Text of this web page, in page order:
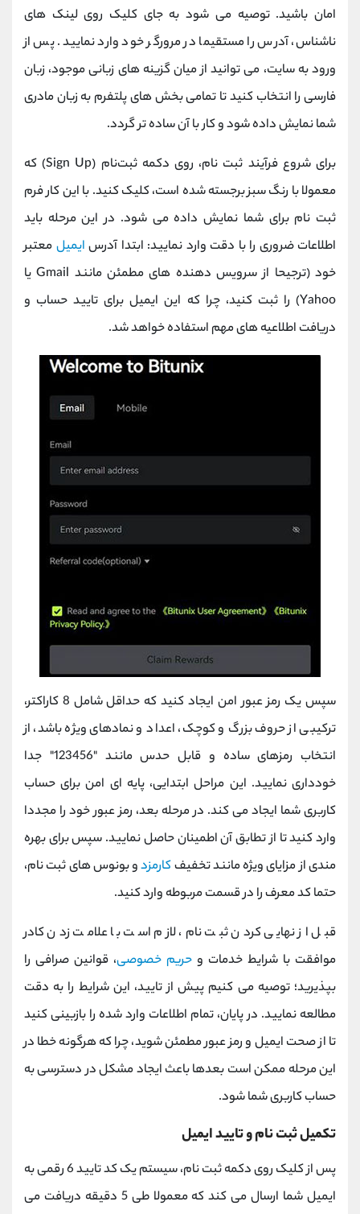
امان باشید. توصیه می ‌شود به جای کلیک روی لینک ‌های
ناشناس، آدرس را مستقیما در مرورگر خود وارد نمایید. پس از
ورود به سایت، می‌ توانید از میان گزینه ‌های زبانی موجود، زبان
فارسی را انتخاب کنید تا تمامی بخش‌ های پلتفرم به زبان مادری
شما نمایش داده شود و کار با آن ساده ‌تر گردد.
برای شروع فرآیند ثبت ‌نام، روی دکمه ثبت‌نام (Sign Up) که
معمولا با رنگ سبز برجسته شده است، کلیک کنید. با این کار فرم
ثبت ‌نام برای شما نمایش داده می‌ شود. در این مرحله باید
اطلاعات ضروری را با دقت وارد نمایید: ابتدا آدرس ایمیل معتبر
خود (ترجیحا از سرویس ‌دهنده ‌های مطمئن مانند Gmail یا
Yahoo) را ثبت کنید، چرا که این ایمیل برای تایید حساب و
دریافت اطلاعیه‌ های مهم استفاده خواهد شد.
سپس یک رمز عبور امن ایجاد کنید که حداقل شامل 8 کاراکتر،
ترکیبی از حروف بزرگ و کوچک، اعداد و نمادهای ویژه باشد، از
انتخاب رمزهای ساده و قابل حدس مانند "123456" جدا
خودداری نمایید. این مراحل ابتدایی، پایه ‌ای امن برای حساب
کاربری شما ایجاد می کند. در مرحله بعد، رمز عبور خود را مجددا
وارد کنید تا از تطابق آن اطمینان حاصل نمایید. سپس برای بهره‌
مندی از مزایای ویژه مانند تخفیفکارمزدو بونوس ‌های ثبت ‌نام،
حتما کد معرف را در قسمت مربوطه وارد کنید.
قبل از نهایی کردن ثبت ‌نام، لازم است با علامت ‌زدن کادر
موافقت با شرایط خدمات و حریم خصوصی، قوانین صرافی را
بپذیرید؛ توصیه می کنیم پیش از تایید، این شرایط را به ‌دقت
مطالعه نمایید. در پایان، تمام اطلاعات وارد شده را بازبینی کنید
تا از صحت ایمیل و رمز عبور مطمئن شوید، چرا که هرگونه خطا در
این مرحله ممکن است بعدها باعث ایجاد مشکل در دسترسی به
حساب کاربری شما شود.
تکمیل ثبت‌ نام و تایید ایمیل
پس از کلیک روی دکمه ثبت ‌نام، سیستم یک کد تایید 6 رقمی به
ایمیل شما ارسال می‌ کند که معمولا طی 5 دقیقه دریافت می